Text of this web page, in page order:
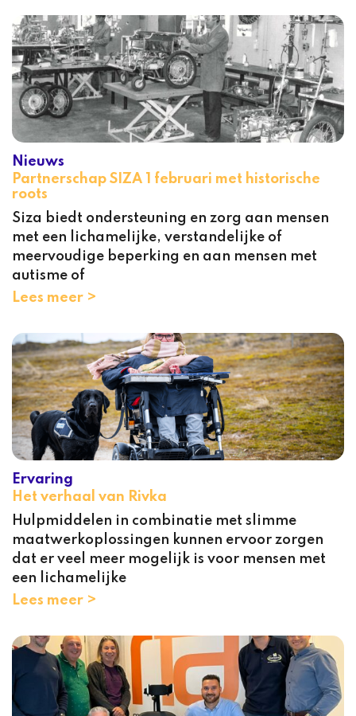
Nieuws
Partnerschap SIZA 1 februari met historische
roots
Siza biedt ondersteuning en zorg aan mensen
met een lichamelijke, verstandelijke of
meervoudige beperking en aan mensen met
autisme of
Lees meer >
Ervaring
Het verhaal van Rivka
Hulpmiddelen in combinatie met slimme
maatwerkoplossingen kunnen ervoor zorgen
dat er veel meer mogelijk is voor mensen met
een lichamelijke
Lees meer >